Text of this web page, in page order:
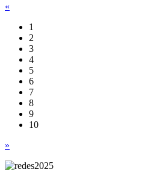
«
1
2
3
4
5
6
7
8
9
10
»